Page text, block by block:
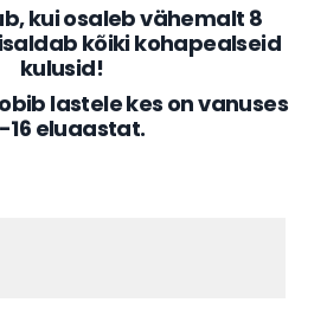
kui osaleb vähemalt 8
kõiki kohapealseid
kulusid!
lastele kes on vanuses
16 eluaastat.